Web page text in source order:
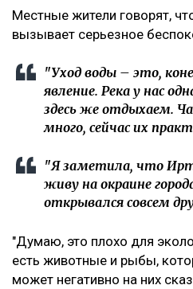
Местные жители говорят,
вызывает серьезное
"Уход воды – это,
явление. Река у нас
здесь же отдыхаем.
много, сейчас их
"Я заметила, что
живу на окраине
открывался совсем
"Думаю, это плохо для
есть животные и рыбы,
может негативно на них